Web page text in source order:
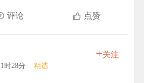
评论 点赞
时28分 精选
+关注